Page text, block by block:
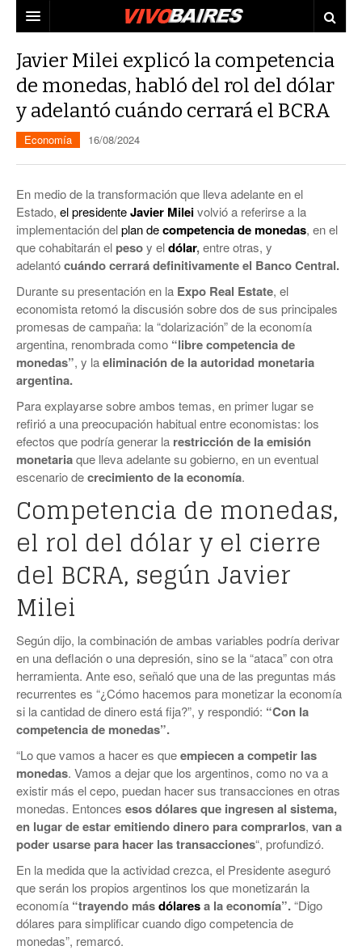
PAÍS
CONURBANO
ELECCIONES
JUDICIALES
AGENDA
PERSONAJES
ELLAS
TECNO
Javier Milei explicó la competencia
de monedas, habló del rol del dólar
y adelantó cuándo cerrará el BCRA
Economía 16/08/2024
En medio de la transformación que lleva adelante en el
Estado, el presidenteJavier Mileivolvió a referirse a la
implementación delplan decompetencia de monedas, en el
que cohabitarán el pesoy eldólar,entre otras, y
adelantócuándo cerrará definitivamente el Banco Central.
Durante su presentación en la Expo Real Estate, el
economista retomó la discusión sobre dos de sus principales
promesas de campaña: la “dolarización” de la economía
argentina, renombrada como “libre competencia de
monedas”, y laeliminación de la autoridad monetaria
argentina.
Para explayarse sobre ambos temas, en primer lugar se
refirió a una preocupación habitual entre economistas: los
efectos que podría generar la restricción de la emisión
monetariaque lleva adelante su gobierno, en un eventual
escenario decrecimiento de la economía.
Competencia de monedas,
el rol del dólar y el cierre
del BCRA, según Javier
Milei
Según dijo, la combinación de ambas variables podría derivar
en una deflación o una depresión, sino se la “ataca” con otra
herramienta. Ante eso, señaló que una de las preguntas más
recurrentes es “¿Cómo hacemos para monetizar la economía
si la cantidad de dinero está fija?”, y respondió: “Con la
competencia de monedas”.
“Lo que vamos a hacer es queempiecen a competir las
monedas. Vamos a dejar que los argentinos, como no va a
existir más el cepo, puedan hacer sus transacciones en otras
monedas. Entonces esos dólares que ingresen al sistema,
en lugar de estar emitiendo dinero para comprarlos, van a
poder usarse para hacer las transacciones“, profundizó.
En la medida que la actividad crezca, el Presidente aseguró
que serán los propios argentinos los que monetizarán la
economía “trayendo másdólaresa la economía”.“Digo
dólares para simplificar cuando digo competencia de
monedas”, remarcó.